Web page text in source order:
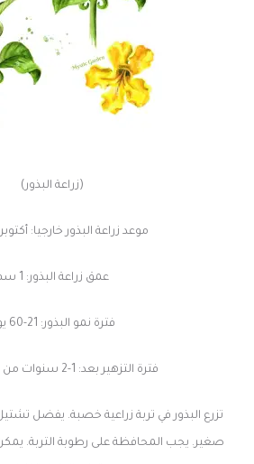
(زراعة البذور)
موعد زراعة البذور خارجيا:
عمق زراعة البذور: 1 سم
فترة نمو البذور: 21-60 يوم
فترة التزهير بعد: 1-2 سنوات من زراعة البذور
تزرع البذور في تربة زراعية خصبة. يفضل
صغير. يجب المحافظة على رطوبة التربة. يمكن